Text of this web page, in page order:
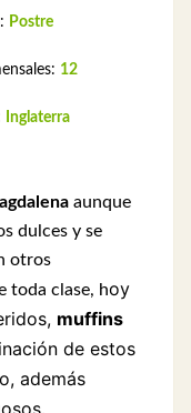
Postre
12
Inglaterra
aunque
dulces y se
otros
toda clase, hoy
muffins
de estos
además